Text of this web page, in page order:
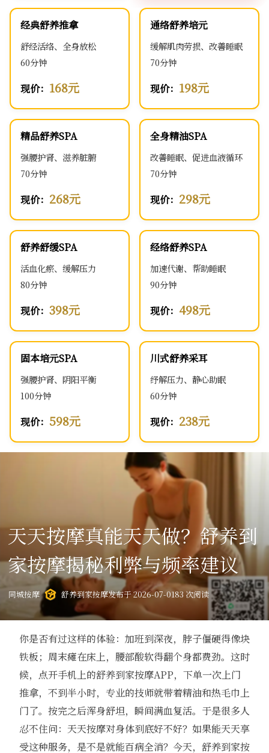
经典舒养推拿
舒经活络、全身放松
60分钟
现价： 168元
通络舒养培元
缓解肌肉劳损、改善睡眠
70分钟
现价： 198元
精品舒养SPA
强腰护肾、滋养脏腑
70分钟
现价： 268元
全身精油SPA
改善睡眠、促进血液循环
70分钟
现价： 298元
舒养舒缓SPA
活血化瘀、缓解压力
80分钟
现价： 398元
经络舒养SPA
加速代谢、帮助睡眠
90分钟
现价： 498元
固本培元SPA
强腰护肾、阴阳平衡
100分钟
现价： 598元
川式舒养采耳
纾解压力、静心助眠
60分钟
现价： 238元
天天按摩真能天天做？舒养到
家按摩揭秘利弊与频率建议
同城按摩 舒养到家按摩发布于 2026-07-0183 次阅读
你是否有过这样的体验：加班到深夜，脖子僵硬得像块
铁板；周末瘫在床上，腰部酸软得翻个身都费劲。这时
候，点开手机上的舒养到家按摩APP，下单一次上门
推拿，不到半小时，专业的技师就带着精油和热毛巾上
门了。按完之后浑身舒坦，瞬间满血复活。于是很多人
忍不住问：天天按摩对身体到底好不好？如果能天天享
受这种服务，是不是就能百病全消？今天，舒养到家按